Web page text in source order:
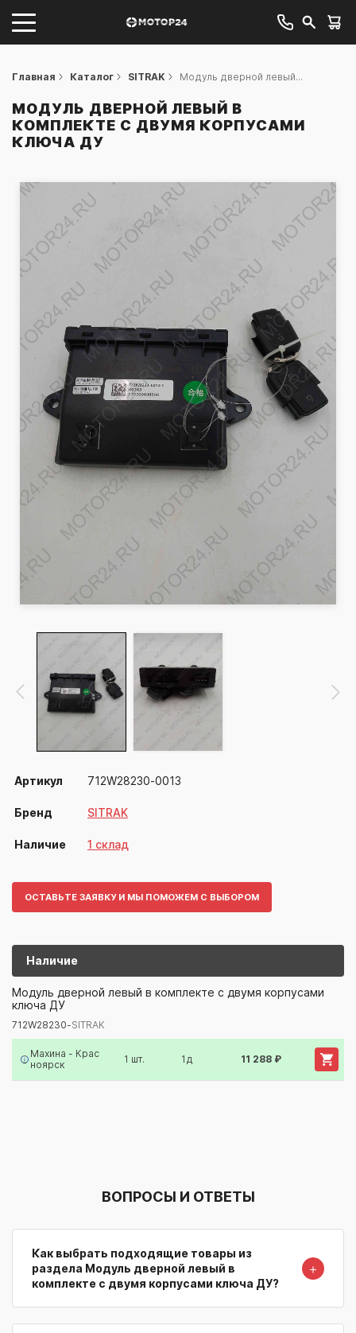
Главная Каталог SITRAK Модуль дверной левый...
МОДУЛЬ ДВЕРНОЙ ЛЕВЫЙ В
КОМПЛЕКТЕ С ДВУМЯ КОРПУСАМИ
КЛЮЧА ДУ
Артикул 712W28230-0013
Бренд SITRAK
Наличие 1 склад
ОСТАВЬТЕ ЗАЯВКУ И МЫ ПОМОЖЕМ С ВЫБОРОМ
Наличие
Артикул/Бренд
712W28230-SITRAK
Модуль дверной левый в комплекте с двумя корпусами
ключа ДУ
712W28230-SITRAK
Махина - Крас
ноярск
1 шт. 1д 11 288 ₽
ВОПРОСЫ И ОТВЕТЫ
Как выбрать подходящие товары из
раздела Модуль дверной левый в
комплекте с двумя корпусами ключа ДУ?
＋